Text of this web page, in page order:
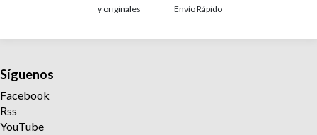
y originales
Envío Rápido
Síguenos
Facebook
Rss
YouTube